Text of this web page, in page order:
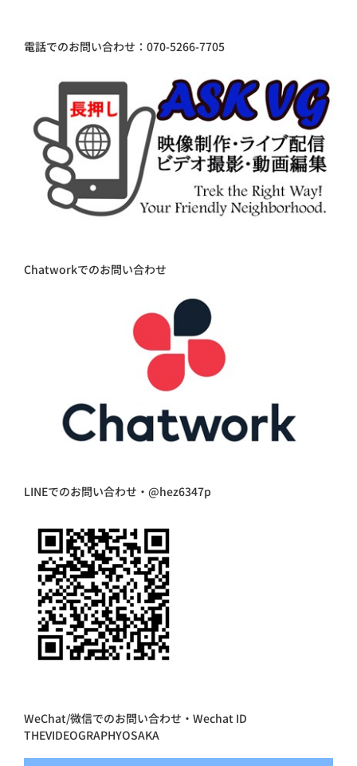
電話でのお問い合わせ：070-5266-7705
Chatworkでのお問い合わせ
LINEでのお問い合わせ・@hez6347p
WeChat/微信でのお問い合わせ・Wechat ID
THEVIDEOGRAPHYOSAKA